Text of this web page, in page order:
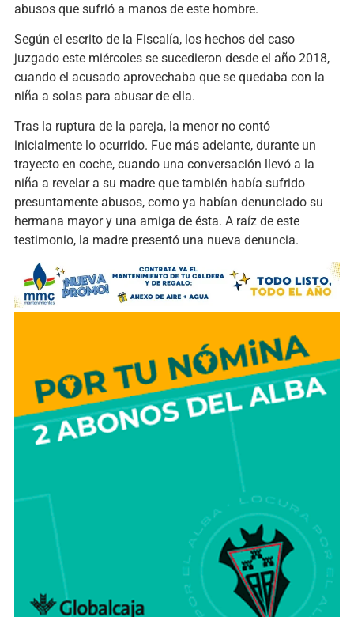
abusos que sufrió a manos de este hombre.
Según el escrito de la Fiscalía, los hechos del caso
juzgado este miércoles se sucedieron desde el año 2018,
cuando el acusado aprovechaba que se quedaba con la
niña a solas para abusar de ella.
Tras la ruptura de la pareja, la menor no contó
inicialmente lo ocurrido. Fue más adelante, durante un
trayecto en coche, cuando una conversación llevó a la
niña a revelar a su madre que también había sufrido
presuntamente abusos, como ya habían denunciado su
hermana mayor y una amiga de ésta. A raíz de este
testimonio, la madre presentó una nueva denuncia.